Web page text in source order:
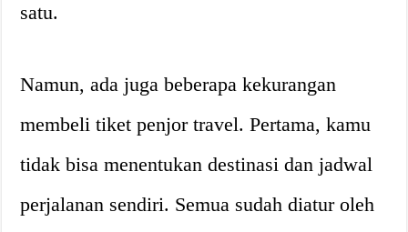
satu.
Namun, ada juga beberapa kekurangan
membeli tiket penjor travel. Pertama, kamu
tidak bisa menentukan destinasi dan jadwal
perjalanan sendiri. Semua sudah diatur oleh